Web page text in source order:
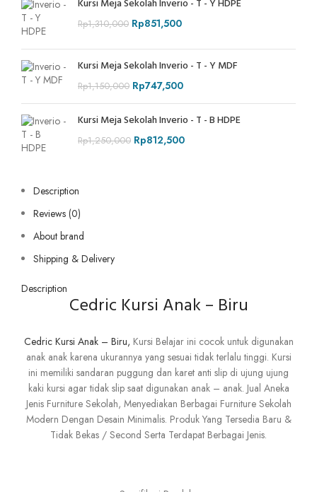
Kursi Meja Sekolah Inverio - T - Y HDPE
Rp1,310,000 Rp851,500
Kursi Meja Sekolah Inverio - T - Y MDF
Rp1,150,000 Rp747,500
Kursi Meja Sekolah Inverio - T - B HDPE
Rp1,250,000 Rp812,500
Description
Reviews (0)
About brand
Shipping & Delivery
Description
Cedric Kursi Anak – Biru
Cedric Kursi Anak – Biru, Kursi Belajar ini cocok untuk digunakan
anak anak karena ukurannya yang sesuai tidak terlalu tinggi. Kursi
ini memiliki sandaran puggung dan karet anti slip di ujung ujung
kaki kursi agar tidak slip saat digunakan anak – anak. Jual Aneka
Jenis Furniture Sekolah, Menyediakan Berbagai Furniture Sekolah
Modern Dengan Desain Minimalis. Produk Yang Tersedia Baru &
Tidak Bekas / Second Serta Terdapat Berbagai Jenis.